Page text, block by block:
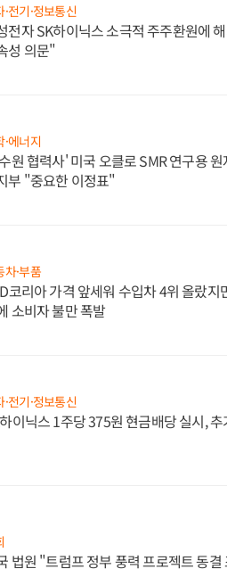
·전기·정보통신
전자 SK하이닉스 소극적 주주환원에
성 의문"
·에너지
원 협력사' 미국 오클로 SMR 연구용
부 "중요한 이정표"
차·부품
코리아 가격 앞세워 수입차 4위 올랐지
소비자 불만 폭발
·전기·정보통신
이닉스 1주당 375원 현금배당 실시,
법원 "트럼프 정부 풍력 프로젝트 동